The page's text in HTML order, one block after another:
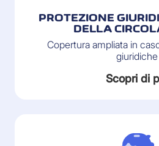
PROTEZIONE
DELLA
Copertura ampliata in
giuridiche
Scopri di